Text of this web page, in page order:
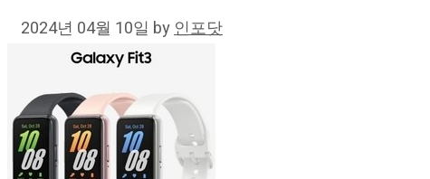
2024년 04월 10일 by인포닷